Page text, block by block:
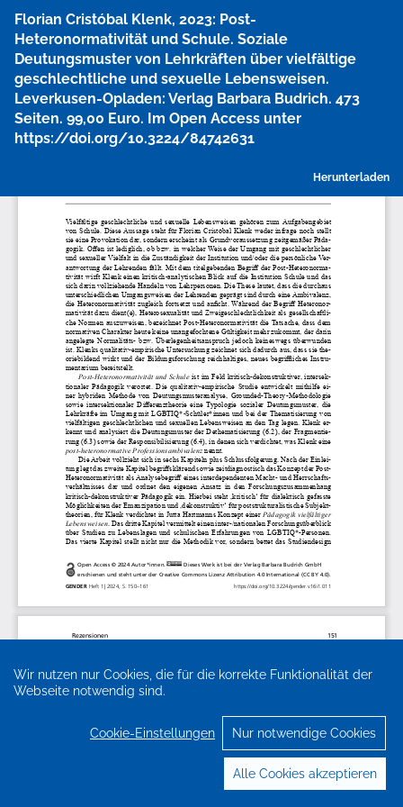
Wir nutzen nur Cookies, die für die korrekte Funktionalität der
Webseite notwendig sind.
Cookie-Einstellungen Nur notwendige Cookies
Alle Cookies akzeptieren
Artikeldetails
zurückkehren
Florian Cristóbal Klenk, 2023: Post-
Heteronormativität und Schule. Soziale
Deutungsmuster von Lehrkräften über vielfältige
geschlechtliche und sexuelle Lebensweisen.
Leverkusen-Opladen: Verlag Barbara Budrich. 473
Seiten. 99,00 Euro. Im Open Access unter
https://doi.org/10.3224/84742631
Herunterladen